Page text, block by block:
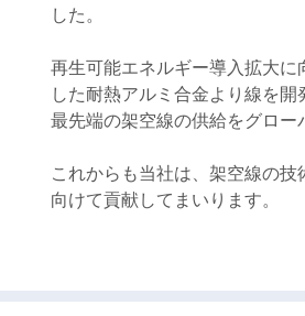
した。
再生可能エネルギー導入拡大
した耐熱アルミ合金より線を
最先端の架空線の供給をグロー
これからも当社は、架空線の
向けて貢献してまいります。